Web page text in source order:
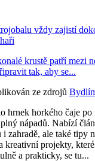
vždy zajistí
krustě patří mezi
tak, aby se...
ze zdrojů
hrnek horkého čaje
nápadů. Nabízí
zahradě, ale také tipy
kreativní projekty,
a prakticky, se tu...